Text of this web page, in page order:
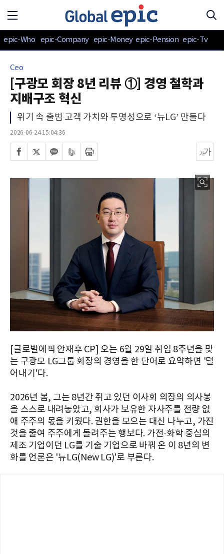
epic-Who epic-Company epic-Money epic-Pension epic-Tv
Ceo
[구광모 회장 8년 리뷰 ①] 경영 철학과
지배구조 혁신
위기 속 출범 고객 가치와 투명성으로 ‘뉴LG’ 만들다
2026-06-24 15:04:36
[글로벌에픽 안재후 CP] 오는 6월 29일 취임 8주년을 맞
는 구광모 LG그룹 회장의 경영을 한 단어로 요약하면 '덜
어내기'다.
2026년 봄, 그는 8년간 쥐고 있던 이사회 의장의 의사봉
을 스스로 내려놓았고, 회사가 보유한 자사주를 전량 없
애 주주의 몫을 키웠다. 권한을 모으는 대신 나누고, 가진
것을 줄여 주주에게 돌려주는 행보다. 가전·화학 중심의
제조 기업이던 LG를 기술 기업으로 바꿔 온 이 8년의 변
화를 언론은 '뉴LG(New LG)'로 부른다.